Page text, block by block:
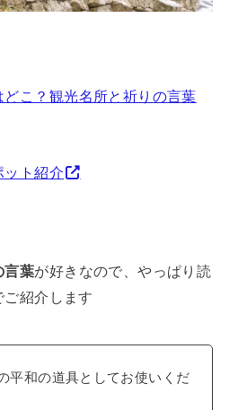
こ？観光名所と祈りの言葉
ット紹介
言葉が好きなので、やっぱり読
紹介します
平和の道具としてお使いくだ